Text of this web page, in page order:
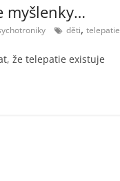
myšlenky…
děti, telepatie
že telepatie existuje